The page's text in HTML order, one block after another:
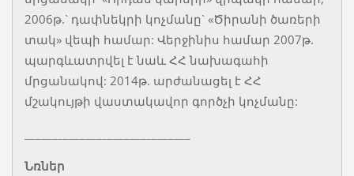
2006թ.` դափնեկրի կոչմանը` «Ծիրանի ծառերի
տակ» վեպի համար: Վերջինիս համար 2007թ.
պարգևատրվել է նաև ՀՀ նախագահի
մրցանակով: 2014թ. արժանացել է ՀՀ
մշակույթի վաստակավոր գործչի կոչմանը:
Նռներ